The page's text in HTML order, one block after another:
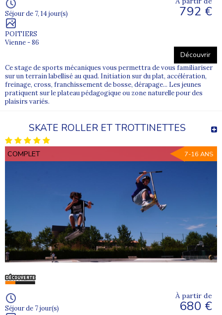
Séjour de 7, 14 jour(s)
POITIERS
Vienne - 86
792 €
Découvrir
Ce stage de sports mécaniques vous permettra de vous familiariser
sur un terrain labellisé au quad. Initiation sur du plat, accélération,
freinage, cross, franchissement de bosse, dérapage... Les jeunes
pratiquent sur le plateau pédagogique ou zone naturelle pour des
plaisirs variés.
SKATE ROLLER ET TROTTINETTES
COMPLET 7-16 ANS
Séjour de 7 jour(s)
À partir de
680 €